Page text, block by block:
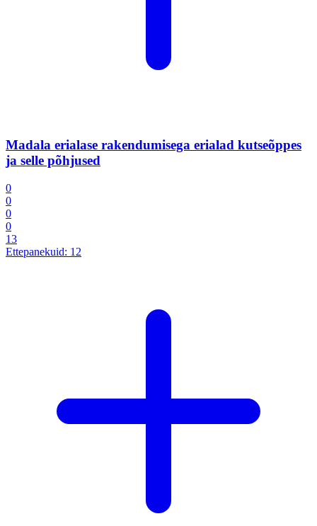
Madala erialase rakendumisega erialad kutseõppes
ja selle põhjused
0
0
0
0
13
Ettepanekuid: 12